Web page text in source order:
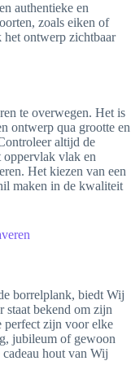
authentieke en
zoals eiken of
ontwerp zichtbaar
te overwegen. Het is
ontwerp qua grootte en
altijd de
oppervlak vlak en
Het kiezen van een
maken in de kwaliteit
borrelplank, biedt Wij
staat bekend om zijn
perfect zijn voor elke
jubileum of gewoon
hout van Wij